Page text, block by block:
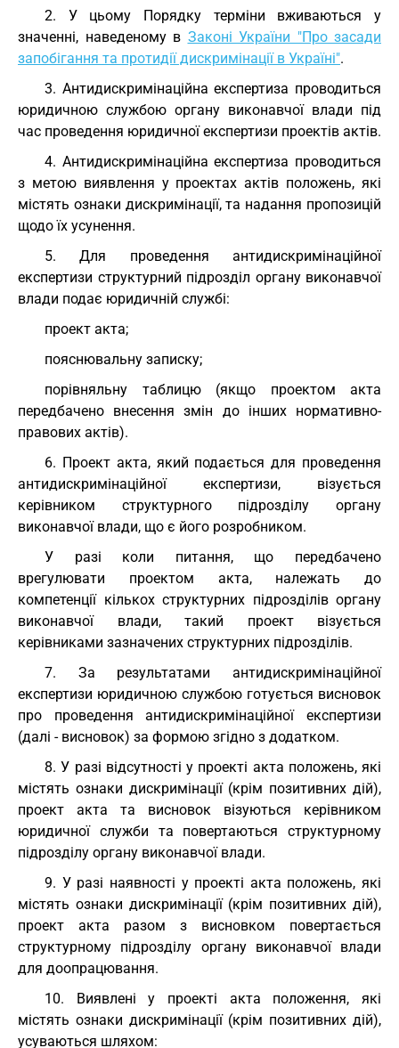
2. У цьому Порядку терміни вживаються у
значенні, наведеному в Законі України "Про засади
запобігання та протидії дискримінації в Україні".
3. Антидискримінаційна експертиза проводиться
юридичною службою органу виконавчої влади під
час проведення юридичної експертизи проектів актів.
4. Антидискримінаційна експертиза проводиться
з метою виявлення у проектах актів положень, які
містять ознаки дискримінації, та надання пропозицій
щодо їх усунення.
5. Для проведення антидискримінаційної
експертизи структурний підрозділ органу виконавчої
влади подає юридичній службі:
проект акта;
пояснювальну записку;
порівняльну таблицю (якщо проектом акта
передбачено внесення змін до інших нормативно-
правових актів).
6. Проект акта, який подається для проведення
антидискримінаційної експертизи, візується
керівником структурного підрозділу органу
виконавчої влади, що є його розробником.
У разі коли питання, що передбачено
врегулювати проектом акта, належать до
компетенції кількох структурних підрозділів органу
виконавчої влади, такий проект візується
керівниками зазначених структурних підрозділів.
7. За результатами антидискримінаційної
експертизи юридичною службою готується висновок
про проведення антидискримінаційної експертизи
(далі - висновок) за формою згідно з додатком.
8. У разі відсутності у проекті акта положень, які
містять ознаки дискримінації (крім позитивних дій),
проект акта та висновок візуються керівником
юридичної служби та повертаються структурному
підрозділу органу виконавчої влади.
9. У разі наявності у проекті акта положень, які
містять ознаки дискримінації (крім позитивних дій),
проект акта разом з висновком повертається
структурному підрозділу органу виконавчої влади
для доопрацювання.
10. Виявлені у проекті акта положення, які
містять ознаки дискримінації (крім позитивних дій),
усуваються шляхом: